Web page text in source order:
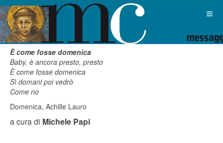
È come fosse domenica
Baby, è ancora presto, presto
È come fosse domenica
Sì domani poi vedrò
Come no
Domenica, Achille Lauro
a cura di Michele Papi